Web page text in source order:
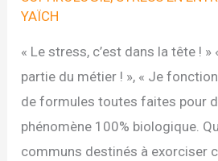
YAÏCH
« Le stress, c’est dans la tête !
partie du métier ! », « Je
de formules toutes faites pour
phénomène 100% biologique.
communs destinés à exorciser